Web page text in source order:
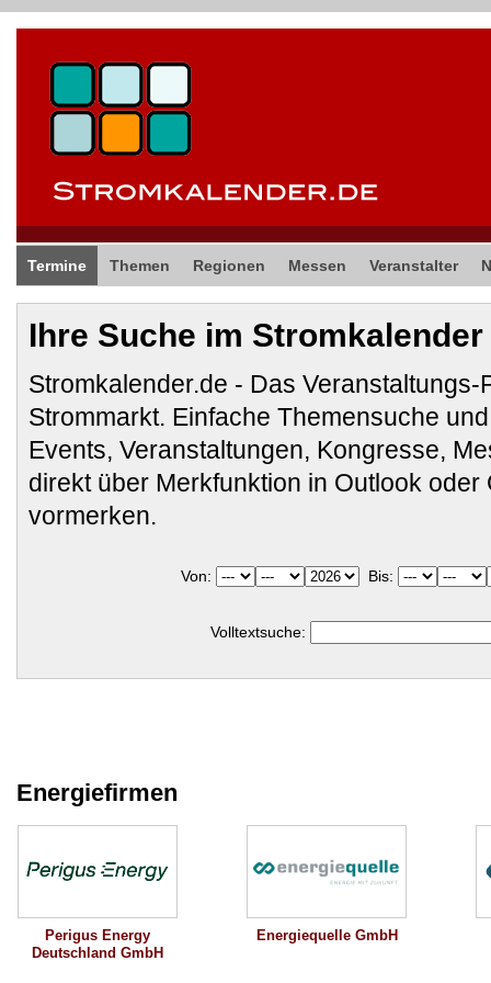
Termine Themen Regionen Messen Veranstalter
Ihre Suche im Stromkalender
Stromkalender.de - Das Veranstaltungs-
Strommarkt. Einfache Themensuche
Events, Veranstaltungen, Kongresse,
direkt über Merkfunktion in Outlook oder
vormerken.
Von: Bis:
Volltextsuche:
Energiefirmen
Perigus Energy
Deutschland GmbH
Energiequelle GmbH